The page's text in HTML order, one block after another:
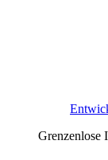
Grenzenlose